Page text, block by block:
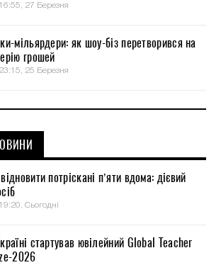
16:55, 27 Березня
мільярдери: як шоу-біз перетворився на
грошей
23:15, 25 Березня
потріскані п’яти вдома: дієвий
19:20, Сьогодні
стартував ювілейний Global Teacher
2026